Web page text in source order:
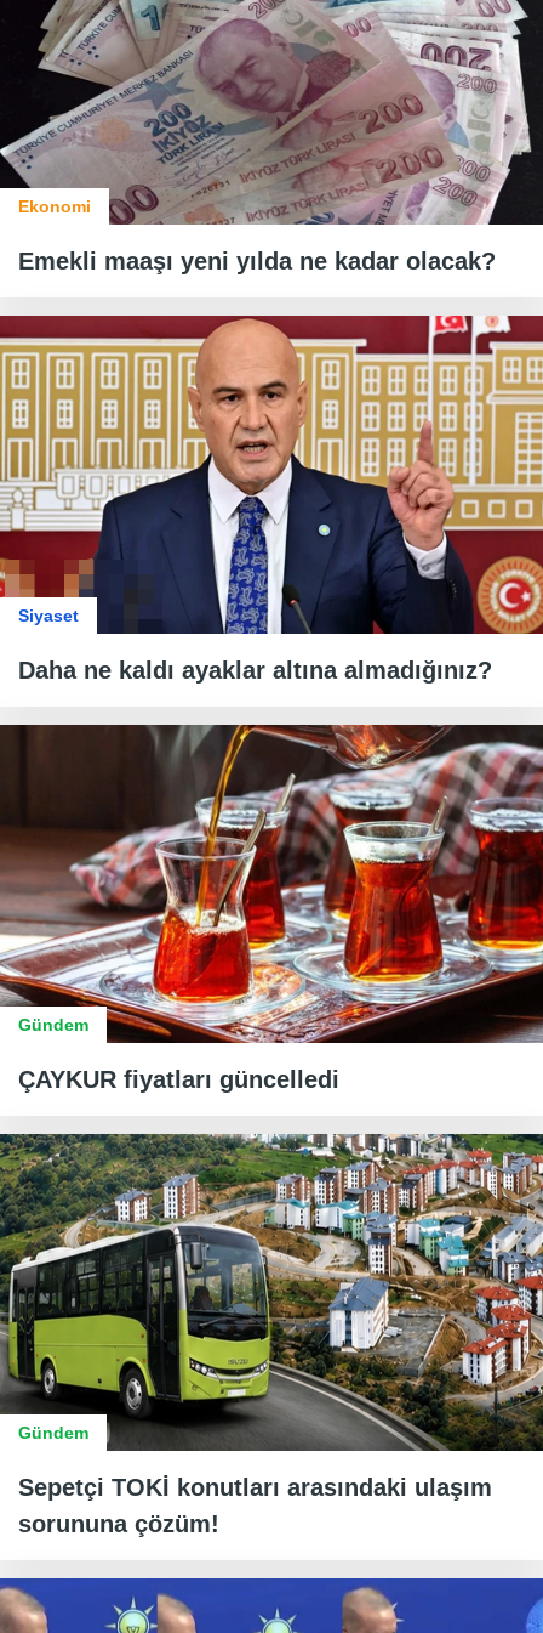
Ekonomi
Emekli maaşı yeni yılda ne kadar olacak?
Siyaset
Daha ne kaldı ayaklar altına almadığınız?
Gündem
ÇAYKUR fiyatları güncelledi
Gündem
Sepetçi TOKİ konutları arasındaki ulaşım
sorununa çözüm!